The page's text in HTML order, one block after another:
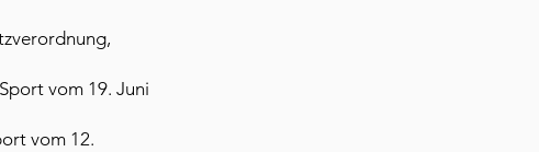
vom 19. Juni
vom 12.